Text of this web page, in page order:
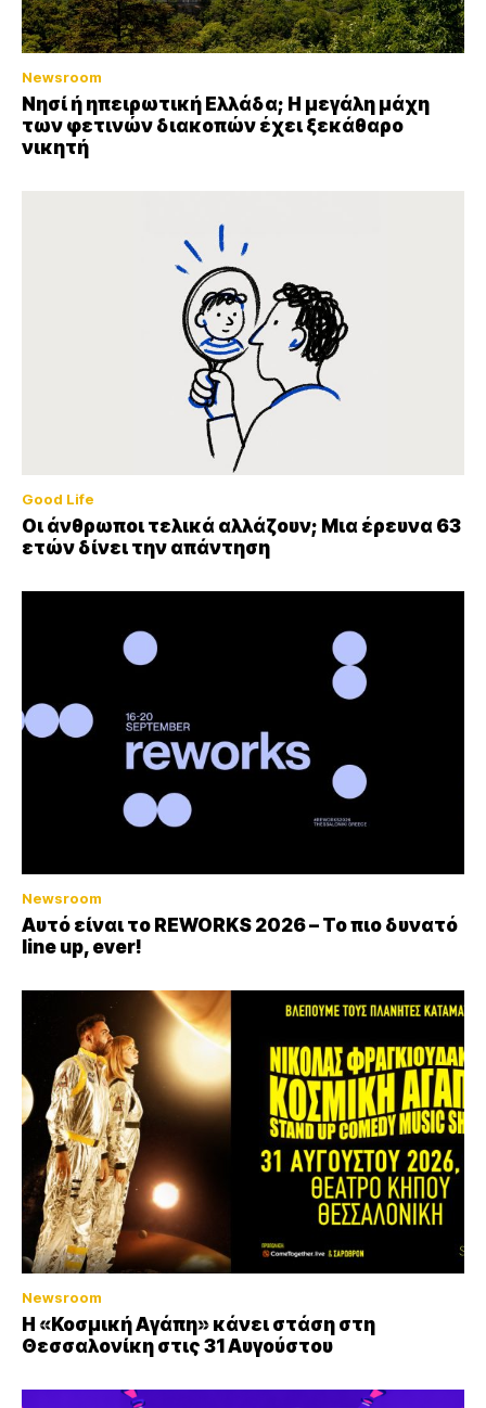
Newsroom
Νησί ή ηπειρωτική Ελλάδα; Η μεγάλη μάχη
των φετινών διακοπών έχει ξεκάθαρο
νικητή
Good Life
Οι άνθρωποι τελικά αλλάζουν; Μια έρευνα 63
ετών δίνει την απάντηση
Newsroom
Αυτό είναι το REWORKS 2026 – Το πιο δυνατό
line up, ever!
Newsroom
Η «Κοσμική Αγάπη» κάνει στάση στη
Θεσσαλονίκη στις 31 Αυγούστου